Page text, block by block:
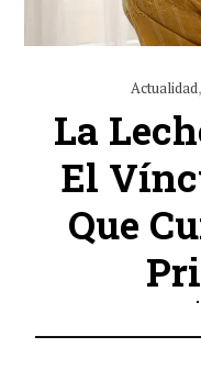
Actualidad
La
El
Que